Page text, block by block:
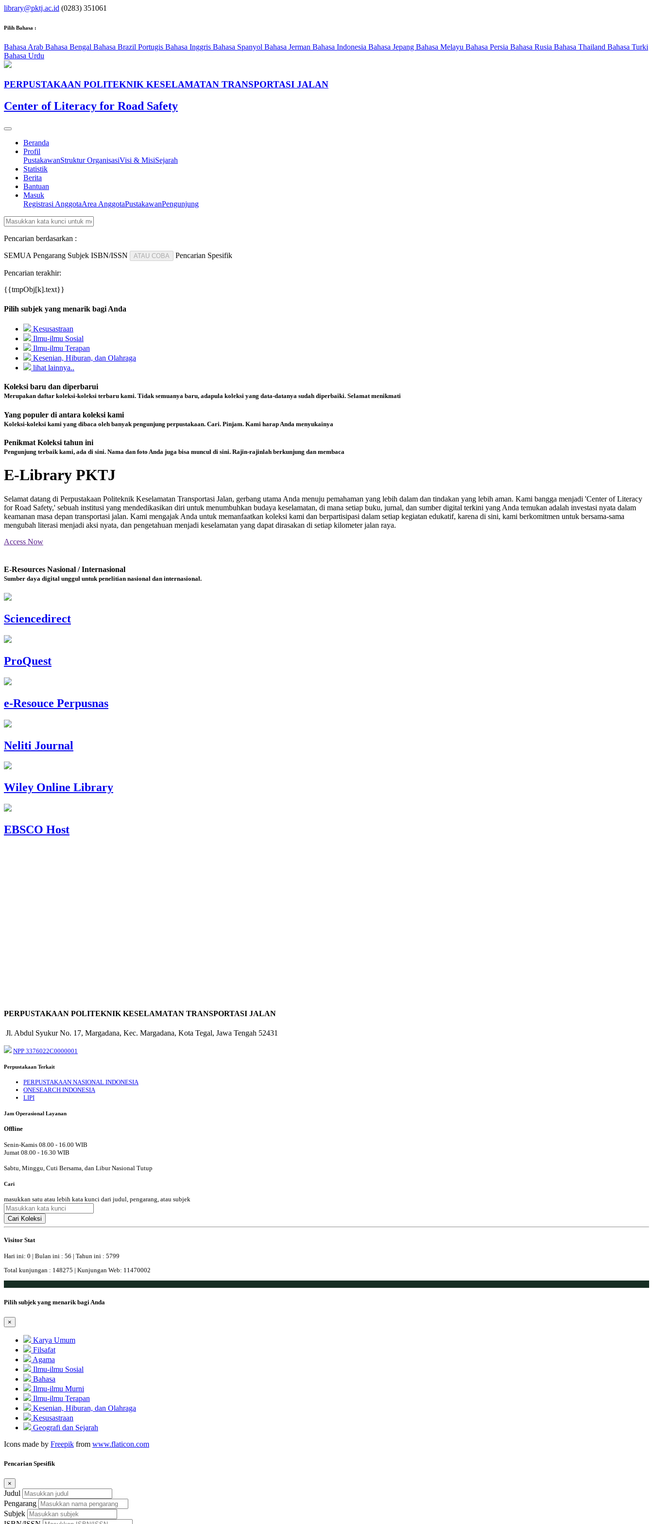
library@pktj.ac.id (0283) 351061
Pilih Bahasa :
Bahasa Arab Bahasa Bengal Bahasa Brazil Portugis Bahasa Inggris Bahasa Spanyol Bahasa Jerman Bahasa Indonesia Bahasa Jepang Bahasa Melayu Bahasa Persia Bahasa Rusia Bahasa Thailand Bahasa Turki
Bahasa Urdu
PERPUSTAKAAN POLITEKNIK KESELAMATAN TRANSPORTASI JALAN
Center of Literacy for Road Safety
Beranda
Profil
PustakawanStruktur OrganisasiVisi & MisiSejarah
Statistik
Berita
Bantuan
Masuk
Registrasi AnggotaArea AnggotaPustakawanPengunjung
Pencarian berdasarkan :
SEMUA Pengarang Subjek ISBN/ISSN ATAU COBA Pencarian Spesifik
Pencarian terakhir:
{{tmpObj[k].text}}
Pilih subjek yang menarik bagi Anda
Kesusastraan
Ilmu-ilmu Sosial
Ilmu-ilmu Terapan
Kesenian, Hiburan, dan Olahraga
lihat lainnya..
Koleksi baru dan diperbarui
Merupakan daftar koleksi-koleksi terbaru kami. Tidak semuanya baru, adapula koleksi yang data-datanya sudah diperbaiki. Selamat menikmati
Yang populer di antara koleksi kami
Koleksi-koleksi kami yang dibaca oleh banyak pengunjung perpustakaan. Cari. Pinjam. Kami harap Anda menyukainya
Penikmat Koleksi tahun ini
Pengunjung terbaik kami, ada di sini. Nama dan foto Anda juga bisa muncul di sini. Rajin-rajinlah berkunjung dan membaca
E-Library PKTJ
Selamat datang di Perpustakaan Politeknik Keselamatan Transportasi Jalan, gerbang utama Anda menuju pemahaman yang lebih dalam dan tindakan yang lebih aman. Kami bangga menjadi 'Center of Literacy
for Road Safety,' sebuah institusi yang mendedikasikan diri untuk menumbuhkan budaya keselamatan, di mana setiap buku, jurnal, dan sumber digital terkini yang Anda temukan adalah investasi nyata dalam
keamanan masa depan transportasi jalan. Kami mengajak Anda untuk memanfaatkan koleksi kami dan berpartisipasi dalam setiap kegiatan edukatif, karena di sini, kami berkomitmen untuk bersama-sama
mengubah literasi menjadi aksi nyata, dan pengetahuan menjadi keselamatan yang dapat dirasakan di setiap kilometer jalan raya.
Access Now
E-Resources Nasional / Internasional
Sumber daya digital unggul untuk penelitian nasional dan internasional.
Sciencedirect
ProQuest
e-Resouce Perpusnas
Neliti Journal
Wiley Online Library
EBSCO Host
PERPUSTAKAAN POLITEKNIK KESELAMATAN TRANSPORTASI JALAN
Jl. Abdul Syukur No. 17, Margadana, Kec. Margadana, Kota Tegal, Jawa Tengah 52431
NPP 3376022C0000001
Perpustakaan Terkait
PERPUSTAKAAN NASIONAL INDONESIA
ONESEARCH INDONESIA
LIPI
Jam Operasional Layanan
Offline
Senin-Kamis 08.00 - 16.00 WIB
Jumat 08.00 - 16.30 WIB
Sabtu, Minggu, Cuti Bersama, dan Libur Nasional Tutup
Cari
masukkan satu atau lebih kata kunci dari judul, pengarang, atau subjek
Cari Koleksi
Visitor Stat
Hari ini: 0 | Bulan ini : 56 | Tahun ini : 5799
Total kunjungan : 148275 | Kunjungan Web: 11470002
Pilih subjek yang menarik bagi Anda
×
Karya Umum
Filsafat
Agama
Ilmu-ilmu Sosial
Bahasa
Ilmu-ilmu Murni
Ilmu-ilmu Terapan
Kesenian, Hiburan, dan Olahraga
Kesusastraan
Geografi dan Sejarah
Icons made by Freepik from www.flaticon.com
Pencarian Spesifik
×
Judul
Pengarang
Subjek